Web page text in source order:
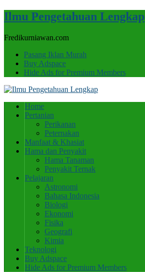
Ilmu Pengetahuan Lengkap
Fredikurniawan.com
Pasang Iklan Murah
Buy Adspace
Hide Ads for Premium Members
Home
Pertanian
Perikanan
Peternakan
Manfaat & Khasiat
Hama dan Penyakit
Hama Tanaman
Penyakit Ternak
Pelajaran
Astronomi
Bahasa Indonesia
Biologi
Ekonomi
Fisika
Geografi
Kimia
Teknologi
Buy Adspace
Hide Ads for Premium Members